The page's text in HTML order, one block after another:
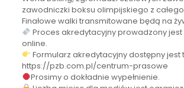
zawodniczki boksu olimpijskiego z
Finałowe walki transmitowane będą na
Proces akredytacyjny prowadzony jest
online.
Formularz akredytacyjny dostępny jest
https://pzb.com.pl/centrum-prasowe
Prosimy o dokładnie wypełnienie.